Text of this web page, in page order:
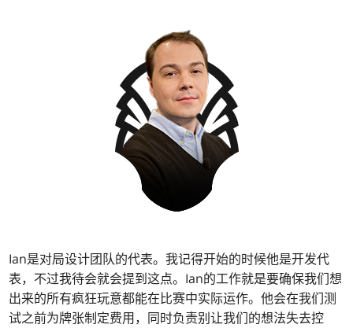
Ian是对局设计团队的代表。我记得开始的时候他是开发代
表，不过我待会就会提到这点。Ian的工作就是要确保我们想
出来的所有疯狂玩意都能在比赛中实际运作。他会在我们测
试之前为牌张制定费用，同时负责别让我们的想法失去控